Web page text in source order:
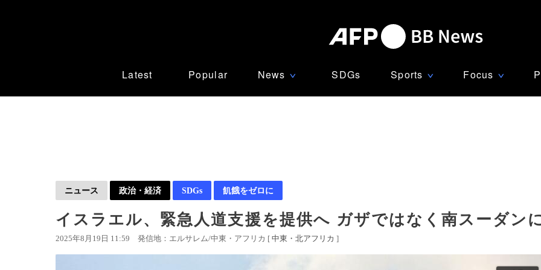
Latest Popular News ∨ SDGs Sports ∨ Focus ∨
ニュース 政治・経済 SDGs 飢餓をゼロに
イスラエル、緊急人道支援を提供へ ガザではなく南スーダン
2025年8月19日 11:59 発信地：エルサレム/中東・アフリカ [ 中東・北アフリカ ]